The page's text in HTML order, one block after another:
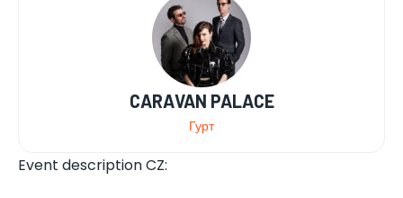
CARAVAN PALACE
Гурт
Event description CZ: